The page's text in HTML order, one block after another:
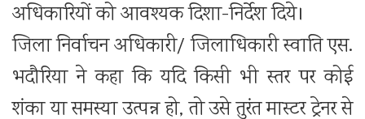
अधिकारियों को आवश्यक दिशा-निर्देश दिये।
जिला निर्वाचन अधिकारी/ जिलाधिकारी स्वाति एस.
भदौरिया ने कहा कि यदि किसी भी स्तर पर कोई
शंका या समस्या उत्पन्न हो, तो उसे तुरंत मास्टर ट्रेनर से